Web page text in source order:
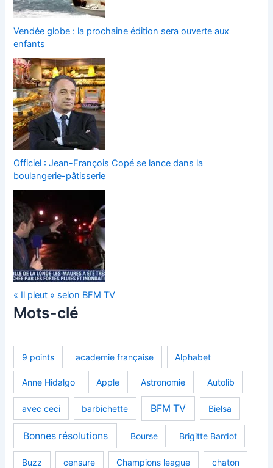
Vendée globe : la prochaine édition sera ouverte aux
enfants
Officiel : Jean-François Copé se lance dans la
boulangerie-pâtisserie
« Il pleut » selon BFM TV
Mots-clé
9 points academie française Alphabet
Anne Hidalgo Apple Astronomie Autolib
avec ceci barbichette BFM TV Bielsa
Bonnes résolutions Bourse Brigitte Bardot
Buzz censure Champions league chaton